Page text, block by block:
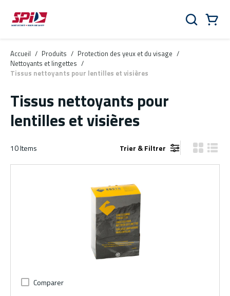
Aller au contenu principal
Skip to menu
Skip to footer
Rechercher
Accueil / Produits / Protection des yeux et du visage /
Nettoyants et lingettes /
Tissus nettoyants pour lentilles et visières
Tissus nettoyants pour
lentilles et visières
10Items Trier & Filtrer Vue grille
Vue
Comparer